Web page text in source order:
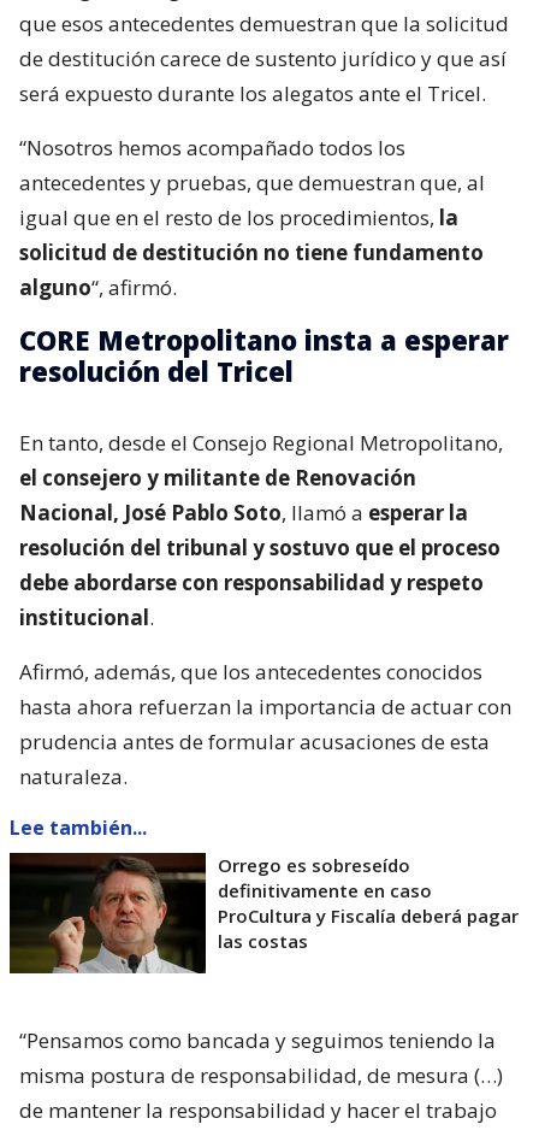
que esos antecedentes demuestran que la solicitud
de destitución carece de sustento jurídico y que así
será expuesto durante los alegatos ante el Tricel.
“Nosotros hemos acompañado todos los
antecedentes y pruebas, que demuestran que, al
igual que en el resto de los procedimientos, la
solicitud de destitución no tiene fundamento
alguno“, afirmó.
CORE Metropolitano insta a esperar
resolución del Tricel
En tanto, desde el Consejo Regional Metropolitano,
el consejero y militante de Renovación
Nacional, José Pablo Soto, llamó a esperar la
resolución del tribunal y sostuvo que el proceso
debe abordarse con responsabilidad y respeto
institucional.
Afirmó, además, que los antecedentes conocidos
hasta ahora refuerzan la importancia de actuar con
prudencia antes de formular acusaciones de esta
naturaleza.
Lee también...
Orrego es sobreseído
definitivamente en caso
ProCultura y Fiscalía deberá pagar
las costas
“Pensamos como bancada y seguimos teniendo la
misma postura de responsabilidad, de mesura (…)
de mantener la responsabilidad y hacer el trabajo